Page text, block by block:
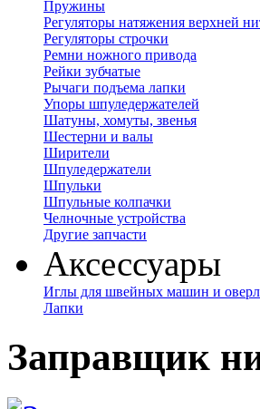
Пружины
Регуляторы натяжения верхней
Регуляторы строчки
Ремни ножного привода
Рейки зубчатые
Рычаги подъема лапки
Упоры шпуледержателей
Шатуны, хомуты, звенья
Шестерни и валы
Ширители
Шпуледержатели
Шпульки
Шпульные колпачки
Челночные устройства
Другие запчасти
Аксессуары
Иглы для швейных машин и
Лапки
Заправщик